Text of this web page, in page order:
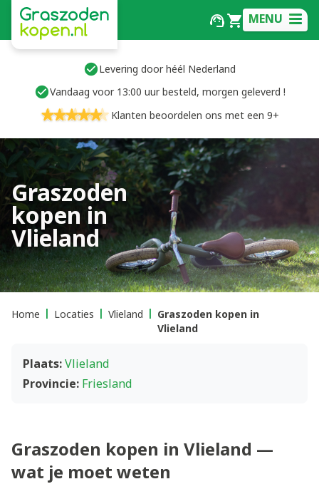
MENU
Levering door héél Nederland
Vandaag voor 13:00 uur besteld, morgen geleverd !
Klanten beoordelen ons met een 9+
Graszoden
kopen in
Vlieland
Home Locaties Vlieland
Graszoden kopen in
Vlieland
Plaats:Vlieland
Provincie: Friesland
Graszoden kopen in Vlieland —
wat je moet weten